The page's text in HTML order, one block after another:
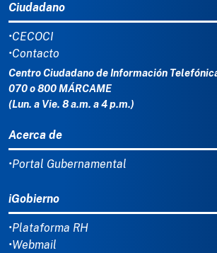
Ciudadano
•CECOCI
•Contacto
Centro Ciudadano de Información
070 o 800 MÁRCAME
(Lun. a Vie. 8 a.m. a 4 p.m.)
Acerca de
•Portal Gubernamental
iGobierno
•Plataforma RH
•Webmail